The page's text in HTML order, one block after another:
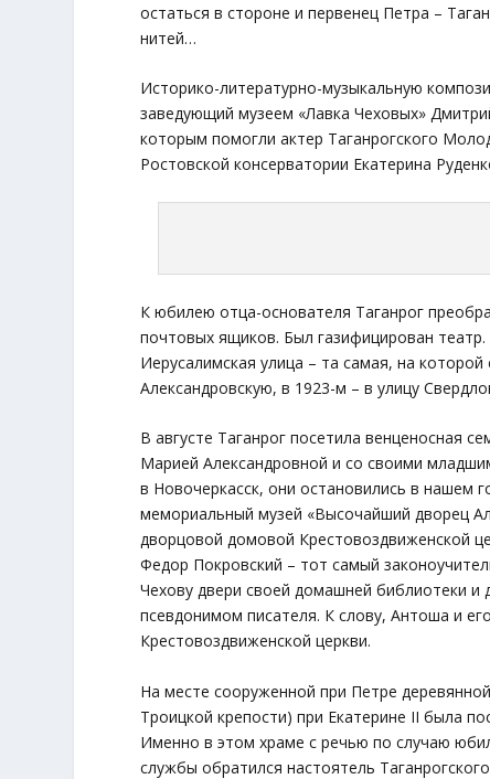
остаться в стороне и первенец Петра –
нитей…
Историко-литературно-музыкальную
заведующий музеем «Лавка Чеховых»
которым помогли актер Таганрогского
Ростовской консерватории Екатерина
К юбилею отца-основателя Таганрог
почтовых ящиков. Был газифицирован
Иерусалимская улица – та самая, на
Александровскую, в 1923-м – в улицу
В августе Таганрог посетила венценосная
Марией Александровной и со своими
в Новочеркасск, они остановились в нашем
мемориальный музей «Высочайший дворец
дворцовой домовой Крестовоздвиженской
Федор Покровский – тот самый
Чехову двери своей домашней библиотеки
псевдонимом писателя. К слову, Антоша и
Крестовоздвиженской церкви.
На месте сооруженной при Петре
Троицкой крепости) при Екатерине II была
Именно в этом храме с речью по случаю
службы обратился настоятель